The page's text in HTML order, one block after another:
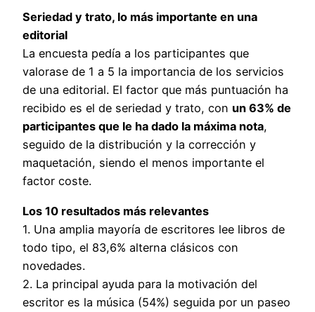
Seriedad y trato, lo más importante en una
editorial
La encuesta pedía a los participantes que
valorase de 1 a 5 la importancia de los servicios
de una editorial. El factor que más puntuación ha
recibido es el de seriedad y trato, con un 63% de
participantes que le ha dado la máxima nota,
seguido de la distribución y la corrección y
maquetación, siendo el menos importante el
factor coste.
Los 10 resultados más relevantes
1. Una amplia mayoría de escritores lee libros de
todo tipo, el 83,6% alterna clásicos con
novedades.
2. La principal ayuda para la motivación del
escritor es la música (54%) seguida por un paseo